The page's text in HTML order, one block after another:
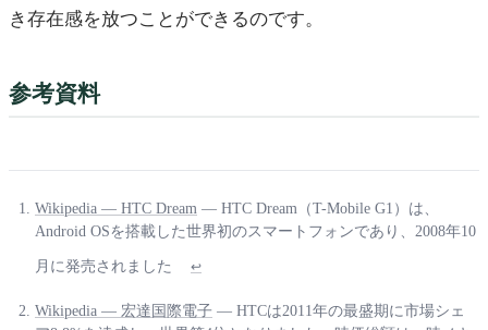
き存在感を放つことができるのです。
参考資料
Wikipedia — HTC Dream — HTC Dream（T-Mobile G1）は、
Android OSを搭載した世界初のスマートフォンであり、2008年10
月に発売されました ↩
Wikipedia — 宏達国際電子 — HTCは2011年の最盛期に市場シェ